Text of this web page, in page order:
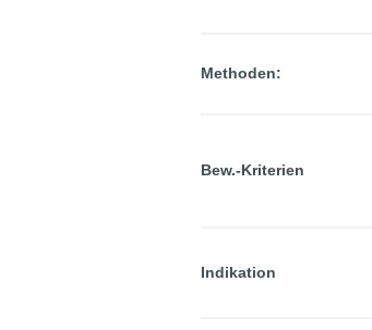
Methoden:
Bew.-Kriterien
Indikation